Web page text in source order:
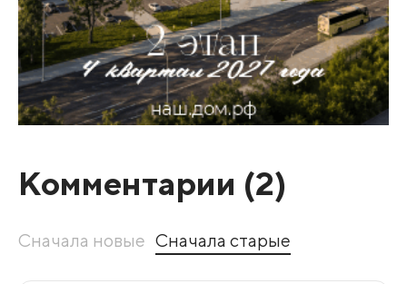
Комментарии (2)
Сначала новые Сначала старые